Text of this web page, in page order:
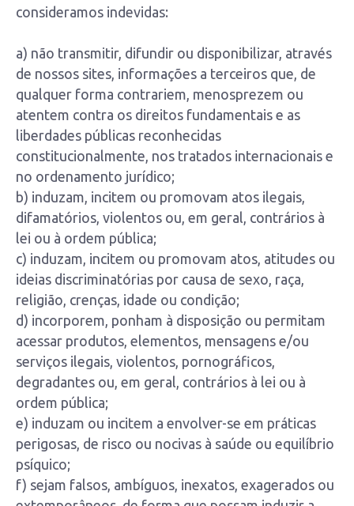
consideramos indevidas:
a) não transmitir, difundir ou disponibilizar, através
de nossos sites, informações a terceiros que, de
qualquer forma contrariem, menosprezem ou
atentem contra os direitos fundamentais e as
liberdades públicas reconhecidas
constitucionalmente, nos tratados internacionais e
no ordenamento jurídico;
b) induzam, incitem ou promovam atos ilegais,
difamatórios, violentos ou, em geral, contrários à
lei ou à ordem pública;
c) induzam, incitem ou promovam atos, atitudes ou
ideias discriminatórias por causa de sexo, raça,
religião, crenças, idade ou condição;
d) incorporem, ponham à disposição ou permitam
acessar produtos, elementos, mensagens e/ou
serviços ilegais, violentos, pornográficos,
degradantes ou, em geral, contrários à lei ou à
ordem pública;
e) induzam ou incitem a envolver-se em práticas
perigosas, de risco ou nocivas à saúde ou equilíbrio
psíquico;
f) sejam falsos, ambíguos, inexatos, exagerados ou